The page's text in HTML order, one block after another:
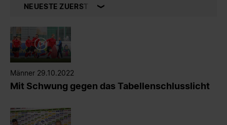
Männer 29.10.2022
Mit Schwung gegen das Tabellenschlusslicht